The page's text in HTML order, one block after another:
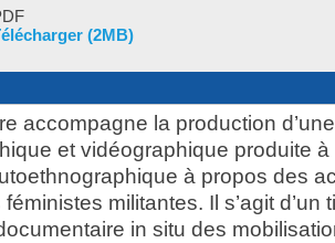
(2MB)
accompagne la production
et vidéographique produite à
à propos des
militantes. Il s’agit d’un
in situ des